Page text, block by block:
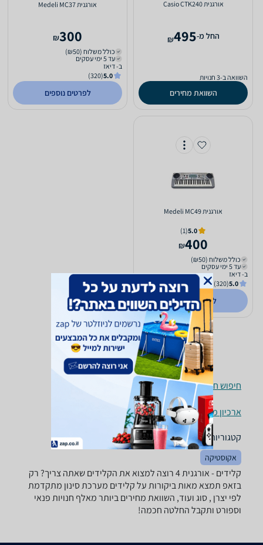
‏אורגנית Casio CTK240
‫החל מ-495
₪
השוואה ב-3 חנויות
השוואת מחירים
‏אורגנית Medeli MC37
300
₪
כולל משלוח (₪50)
עד 5 ימי עסקים
ב- דיאז
5.0
(320)
לפרטים נוספים
‏אורגנית Medeli MC49
5.0
(1)
400
₪
כולל משלוח (₪50)
עד 5 ימי עסקים
ב- דיאז
5.0
(320)
לפרטים נוספים
חיפוש חנויות קלידים לפי עיר
ארכיון מוצרים
קטגוריות משלימות
אקוסטיקה
קלידים - ‏אורגנית ‏4 רוצה למצוא את הקלידים שאתה צריך? רק
בזאפ תמצא מאות ביקורות על קלידים מערכת סינון מתקדמת
לפי יצרן , סוג ועוד, השוואת מחירים ביותר מאלף חנויות פנאי
וספורט ותקבל החלטה חכמה!